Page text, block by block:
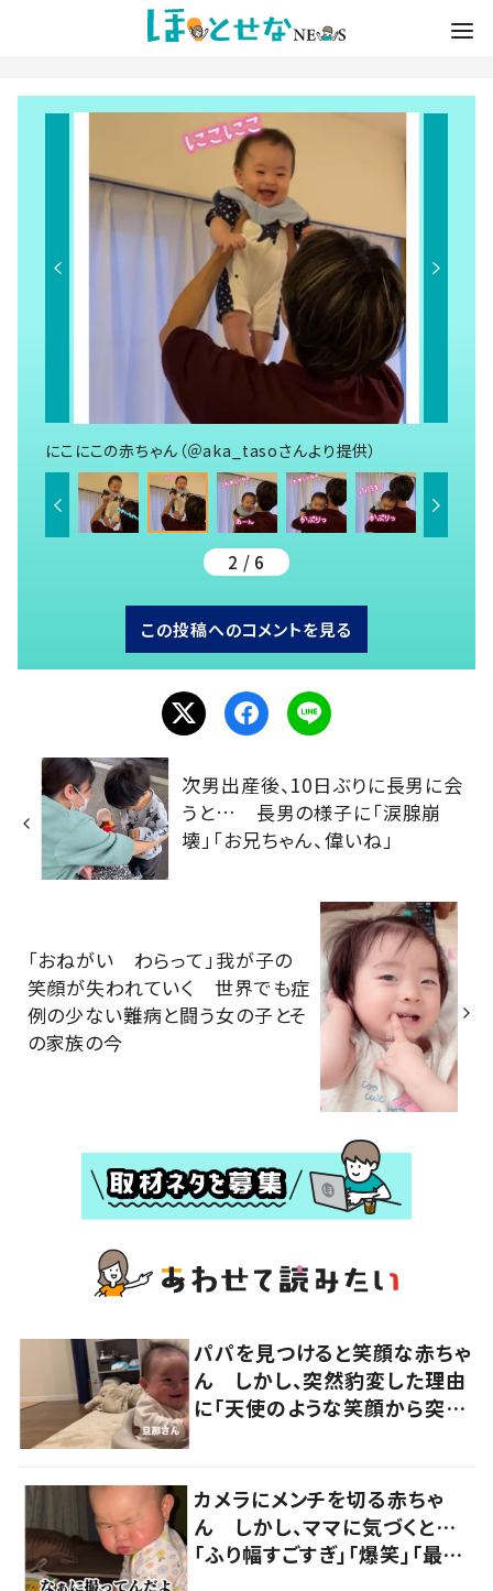
にこにこの赤ちゃん（＠aka_tasoさんより提供）
2 / 6
この投稿へのコメントを見る
次男出産後、10日ぶりに長男に会
うと… 長男の様子に「涙腺崩
壊」「お兄ちゃん、偉いね」
「おねがい わらって」我が子の
笑顔が失われていく 世界でも症
例の少ない難病と闘う女の子とそ
の家族の今
パパを見つけると笑顔な赤ちゃ
ん しかし、突然豹変した理由
に「天使のような笑顔から突然
カメラにメンチを切る赤ちゃ
ん しかし、ママに気づくと…
「ふり幅すごすぎ」「爆笑」「最高